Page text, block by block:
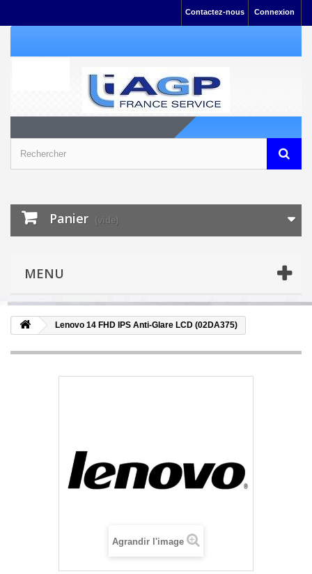
Connexion
Contactez-nous
Panier (vide)
MENU
Lenovo 14 FHD IPS Anti-Glare LCD (02DA375)
Agrandir l'image